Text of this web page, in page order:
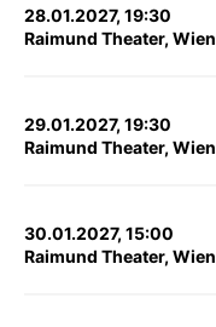
28.01.2027, 19:30
Raimund Theater, Wien
29.01.2027, 19:30
Raimund Theater, Wien
30.01.2027, 15:00
Raimund Theater, Wien